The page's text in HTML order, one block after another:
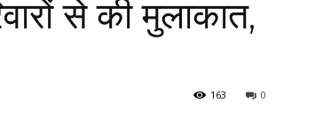
से की मुलाकात,
0
163